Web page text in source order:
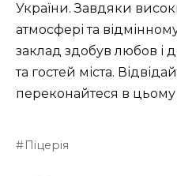
України. Завдяки
атмосфері та
заклад здобув любов і
та гостей міста.
переконайтеся в цьому
Піцерія